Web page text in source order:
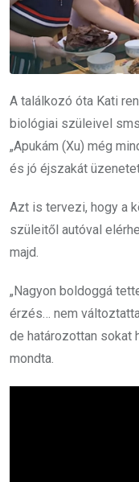
A találkozó óta Kati
biológiai szüleivel
„Apukám (Xu) még
és jó éjszakát
Azt is tervezi, hogy a
szüleitől autóval
majd.
„Nagyon boldoggá
érzés… nem
de határozottan sokat
mondta.